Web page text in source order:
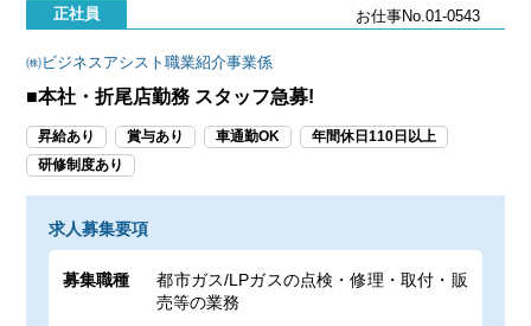
正社員 お仕事No.01-0543
㈱ビジネスアシスト職業紹介事業係
■本社・折尾店勤務 スタッフ急募!
昇給あり 賞与あり 車通勤OK
年間休日110日以上
研修制度あり
求人募集要項
募集職種
都市ガス/LPガスの点検・修理・取付・販
売等の業務